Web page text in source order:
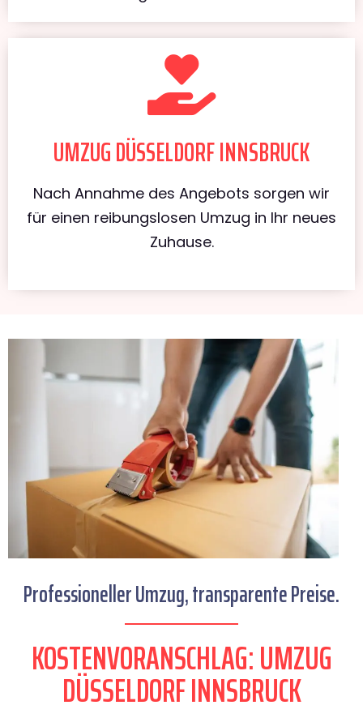
UMZUG DÜSSELDORF INNSBRUCK
Nach Annahme des Angebots sorgen wir
für einen reibungslosen Umzug in Ihr neues
Zuhause.
Professioneller Umzug, transparente Preise.
KOSTENVORANSCHLAG: UMZUG
DÜSSELDORF INNSBRUCK